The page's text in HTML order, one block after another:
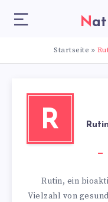
Startseite »
R
Rutin, ein
Vielzahl von